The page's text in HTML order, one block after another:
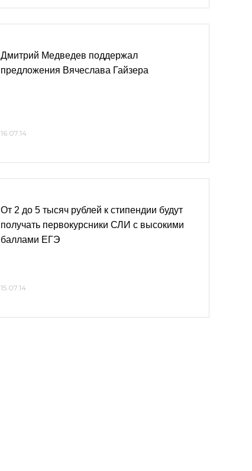
Дмитрий Медведев поддержал
предложения Вячеслава Гайзера
16.07.14
От 2 до 5 тысяч рублей к стипендии будут
получать первокурсники СЛИ с высокими
баллами ЕГЭ
15.07.14